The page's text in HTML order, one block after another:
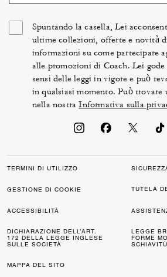
Spuntando la casella, Lei
ultime collezioni, offerte e novità
informazioni su come partecipare
alle promozioni di Coach. Lei
sensi delle leggi in vigore e può
in qualsiasi momento. Può
nella nostraInformativa sulla
TERMINI DI UTILIZZO
GESTIONE DI COOKIE TUTELA
ACCESSIBILITÀ
DICHIARAZIONE DELL’ART.
172 DELLA LEGGE INGLESE
SULLE SOCIETÀ
LEGGE
FORME
SCHIAVITÙ
MAPPA DEL SITO